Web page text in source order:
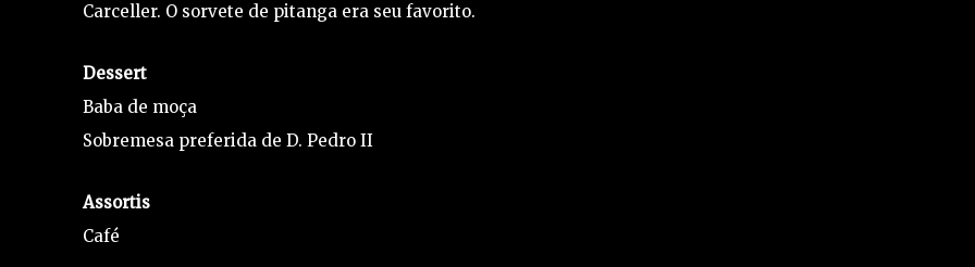
Carceller. O sorvete de pitanga era seu favorito.
Dessert
Baba de moça
Sobremesa preferida de D. Pedro II
Assortis
Café